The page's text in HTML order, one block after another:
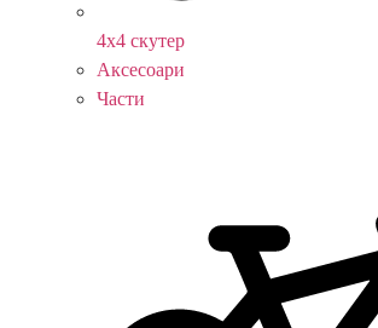
4х4 скутер
Аксесоари
Части